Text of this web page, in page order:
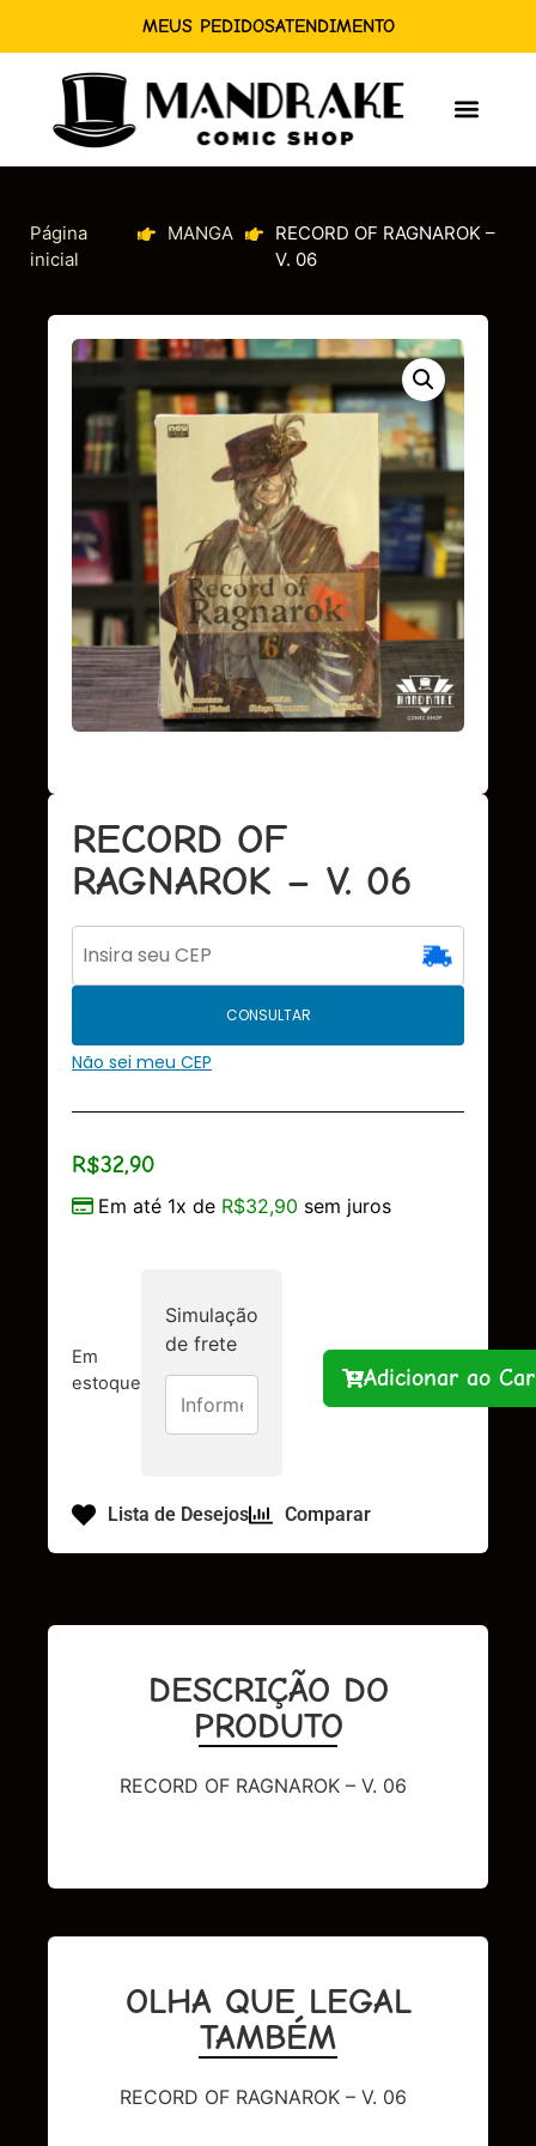
MEUS PEDIDOSATENDIMENTO
Página
inicial
MANGA
RECORD OF RAGNAROK –
V. 06
RECORD OF
RAGNAROK – V. 06
CONSULTAR
Não sei meu CEP
R$32,90
Em até 1x de R$32,90 sem juros
Em
estoque
Simulação
de frete
Adicionar ao
Lista de Desejos Comparar
DESCRIÇÃO DO
PRODUTO
RECORD OF RAGNAROK – V. 06
OLHA QUE LEGAL
TAMBÉM
RECORD OF RAGNAROK – V. 06